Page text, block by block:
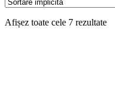
Afișez toate cele 7 rezultate